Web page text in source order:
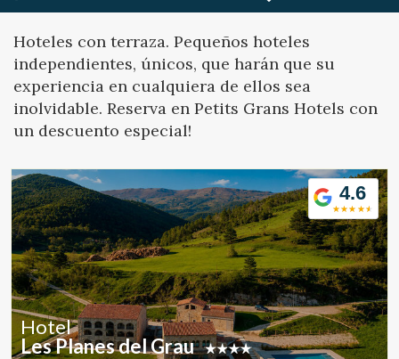
vpn_key Iniciar sesión person Crear cuenta
ES EN FR
Hoteles con terraza. Pequeños hoteles
independientes, únicos, que harán que su
experiencia en cualquiera de ellos sea
inolvidable. Reserva en Petits Grans Hotels con
un descuento especial!
4.6
Hotel
Les Planes del Grau